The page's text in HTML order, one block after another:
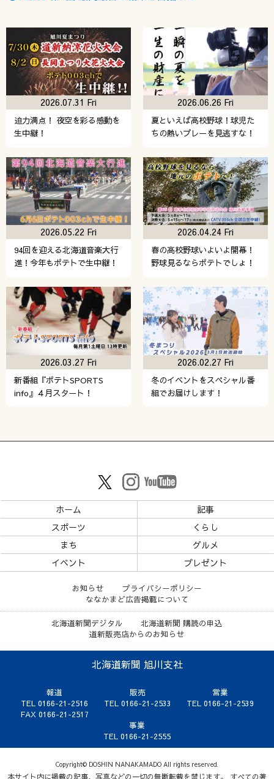
迫力満点！ 夜空を彩る感動を
生中継！
2026.07.31 Fri
夏といえば高校野球！球児た
ちの熱いプレーを見逃すな！
2026.06.26 Fri
94回を迎える北海道音楽大行
進！今年もポテトで生中継！
2026.05.22 Fri
春の高校野球いよいよ開幕！
野球見るならポテトでしょ！
2026.04.24 Fri
新番組『ポテトSPORTS
info』４月スタート！
2026.03.27 Fri
冬のイベントをスペシャル番
組でお届けします！
2026.02.27 Fri
ホーム
記事
スポーツ
くらし
まち
グルメ
イベント
プレゼント
お知らせ
プライバシーポリシー
ななかまど広告掲載について
北海道新聞デジタル
北海道新聞 購読の申込
道新販売店からのお知らせ
北海道新聞 旭川支社
報道
TEL 0166-21-2516
FAX 0166-21-2517
販売
TEL 0166-21-2533
営業
TEL 0166-21-2539
事業
TEL 0166-21-2555
Copyright© DOSHIN NANAKAMADO All rights reserved.
本サイト内に掲載の記事、写真などの一切の無断転載を禁じます。 すべての著